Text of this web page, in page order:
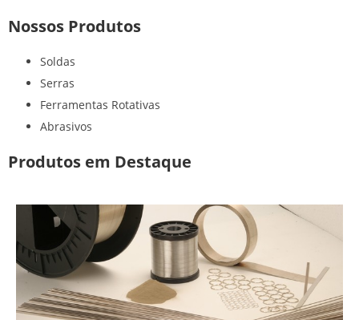
Nossos Produtos
Soldas
Serras
Ferramentas Rotativas
Abrasivos
Produtos em Destaque